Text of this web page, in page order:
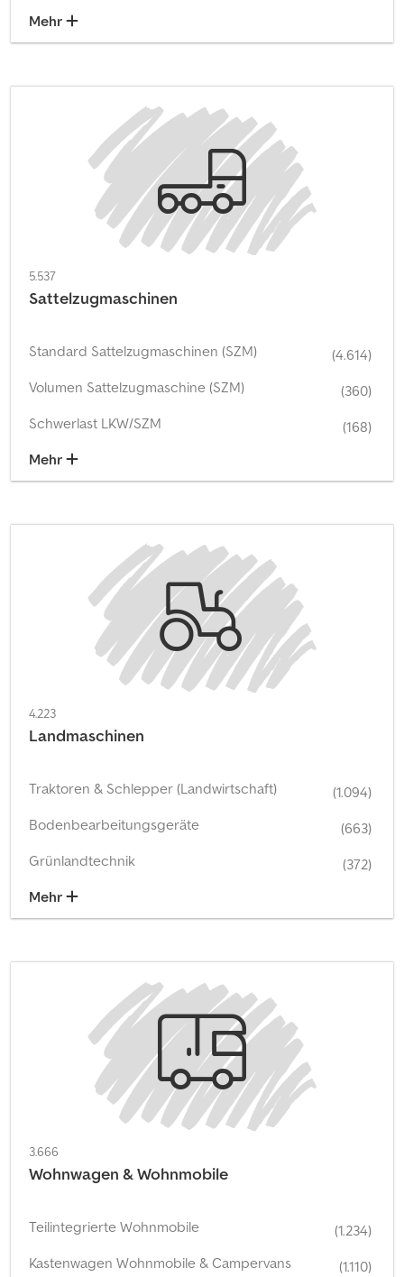
Mehr
5.537
Sattelzugmaschinen
Standard Sattelzugmaschinen (SZM)
(4.614)
Volumen Sattelzugmaschine (SZM)
(360)
Schwerlast LKW/SZM
(168)
Mehr
4.223
Landmaschinen
Traktoren & Schlepper (Landwirtschaft)
(1.094)
Bodenbearbeitungsgeräte
(663)
Grünlandtechnik
(372)
Mehr
3.666
Wohnwagen & Wohnmobile
Teilintegrierte Wohnmobile
(1.234)
Kastenwagen Wohnmobile & Campervans
(1.110)